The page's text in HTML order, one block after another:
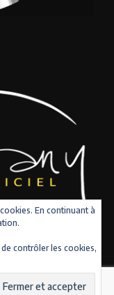
réservés
En continuant à
contrôler les cookies,